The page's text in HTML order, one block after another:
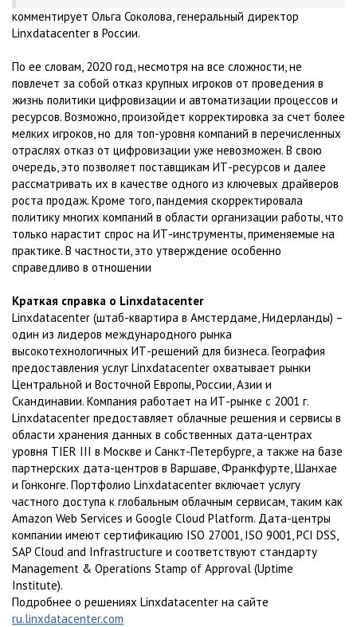
комментирует Ольга Соколова, генеральный директор
Linxdatacenter в России.
По ее словам, 2020 год, несмотря на все сложности, не
повлечет за собой отказ крупных игроков от проведения в
жизнь политики цифровизации и автоматизации процессов и
ресурсов. Возможно, произойдет корректировка за счет более
мелких игроков, но для топ-уровня компаний в перечисленных
отраслях отказ от цифровизации уже невозможен. В свою
очередь, это позволяет поставщикам ИТ-ресурсов и далее
рассматривать их в качестве одного из ключевых драйверов
роста продаж. Кроме того, пандемия скорректировала
политику многих компаний в области организации работы, что
только нарастит спрос на ИТ-инструменты, применяемые на
практике. В частности, это утверждение особенно
справедливо в отношении
Краткая справка о Linxdatacenter
Linxdatacenter (штаб-квартира в Амстердаме, Нидерланды) –
один из лидеров международного рынка
высокотехнологичных ИТ-решений для бизнеса. География
предоставления услуг Linxdatacenter охватывает рынки
Центральной и Восточной Европы, России, Азии и
Скандинавии. Компания работает на ИТ-рынке с 2001 г.
Linxdatacenter предоставляет облачные решения и сервисы в
области хранения данных в собственных дата-центрах
уровня TIER III в Москве и Санкт-Петербурге, а также на базе
партнерских дата-центров в Варшаве, Франкфурте, Шанхае
и Гонконге. Портфолио Linxdatacenter включает услугу
частного доступа к глобальным облачным сервисам, таким как
Amazon Web Services и Google Cloud Platform. Дата-центры
компании имеют сертификацию ISO 27001, ISO 9001, PСI DSS,
SAP Cloud and Infrastructure и соответствуют стандарту
Management & Operations Stamp of Approval (Uptime
Institute).
Подробнее о решениях Linxdatacenter на сайте
ru.linxdatacenter.com